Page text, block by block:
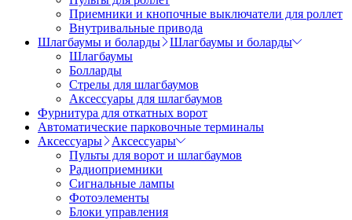
Приемники и кнопочные выключатели для роллет
Внутривальные привода
Шлагбаумы и боларды
Шлагбаумы и боларды
Шлагбаумы
Болларды
Стрелы для шлагбаумов
Аксессуары для шлагбаумов
Фурнитура для откатных ворот
Автоматические парковочные терминалы
Аксессуары
Аксессуары
Пульты для ворот и шлагбаумов
Радиоприемники
Сигнальные лампы
Фотоэлементы
Блоки управления